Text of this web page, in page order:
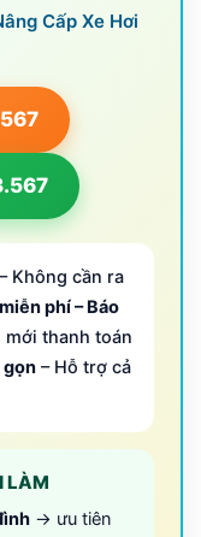
Cấp Xe Hơi
– Không cần ra
phí – Báo
mới thanh toán
gọn – Hỗ trợ cả
LÀM
→ ưu tiên